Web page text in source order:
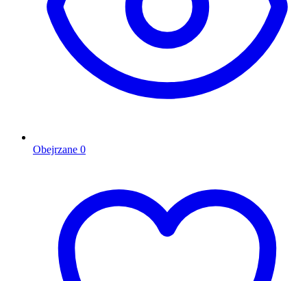
Obejrzane 0